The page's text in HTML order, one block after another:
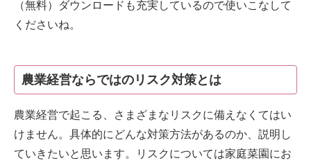
（無料）ダウンロードも充実しているので使いこなして
くださいね。
農業経営ならではのリスク対策とは
農業経営で起こる、さまざまなリスクに備えなくてはい
けません。具体的にどんな対策方法があるのか、説明し
ていきたいと思います。リスクについては家庭菜園にお